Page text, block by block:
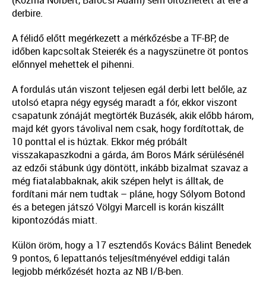
derbire.
A félidő előtt megérkezett a mérkőzésbe a TF-BP, de
időben kapcsoltak Steierék és a nagyszünetre öt pontos
előnnyel mehettek el pihenni.
A fordulás után viszont teljesen egál derbi lett belőle, az
utolsó etapra négy egység maradt a fór, ekkor viszont
csapatunk zónáját megtörték Buzásék, akik előbb három,
majd két gyors távolival nem csak, hogy fordítottak, de
10 ponttal el is húztak. Ekkor még próbált
visszakapaszkodni a gárda, ám Boros Márk sérülésénél
az edzői stábunk úgy döntött, inkább bizalmat szavaz a
még fiatalabbaknak, akik szépen helyt is álltak, de
fordítani már nem tudtak – pláne, hogy Sólyom Botond
és a betegen játszó Völgyi Marcell is korán kiszállt
kipontozódás miatt.
Külön öröm, hogy a 17 esztendős Kovács Bálint Benedek
9 pontos, 6 lepattanós teljesítményével eddigi talán
legjobb mérkőzését hozta az NB I/B-ben.